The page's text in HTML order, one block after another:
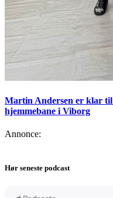
Martin Andersen er klar til
hjemmebane i Viborg
Annonce:
Hør seneste podcast